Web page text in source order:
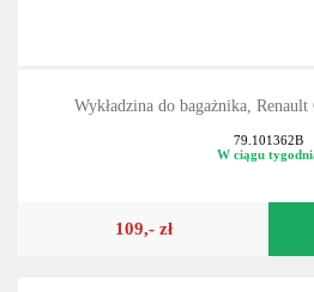
Wykładzina do bagażnika,
79.101362B
W ciągu
109,- zł